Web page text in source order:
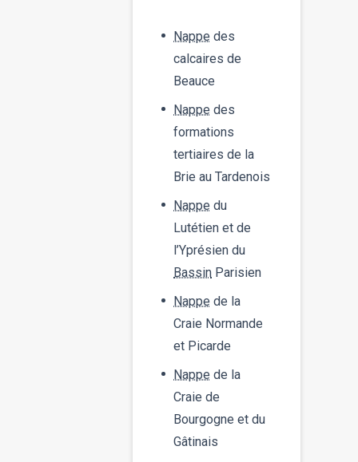
Nappe des
calcaires de
Beauce
Nappe des
formations
tertiaires de la
Brie au Tardenois
Nappe du
Lutétien et de
l’Yprésien du
Bassin Parisien
Nappe de la
Craie Normande
et Picarde
Nappe de la
Craie de
Bourgogne et du
Gâtinais